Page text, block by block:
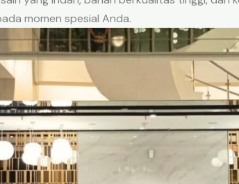
momen spesial Anda.